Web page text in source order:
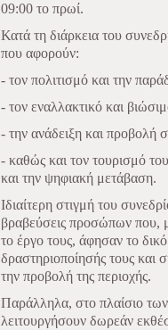
09:00 το πρωί.
Κατά τη διάρκεια του
που αφορούν:
- τον πολιτισμό και την
- τον εναλλακτικό και
- την ανάδειξη και προβολή
- καθώς και τον τουρισμό
και την ψηφιακή μετάβαση.
Ιδιαίτερη στιγμή του
βραβεύσεις προσώπων που,
το έργο τους, άφησαν το
δραστηριοποίησής τους και
την προβολή της περιοχής.
Παράλληλα, στο πλαίσιο
λειτουργήσουν δωρεάν